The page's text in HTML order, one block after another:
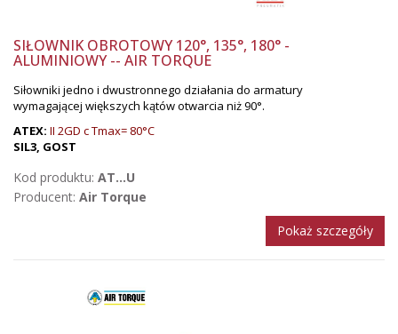
SIŁOWNIK OBROTOWY 120°, 135°, 180° -
ALUMINIOWY -- AIR TORQUE
Siłowniki jedno i dwustronnego działania do armatury
wymagającej większych kątów otwarcia niż 90°.
ATEX: II 2GD c Tmax= 80°C
SIL3, GOST
Kod produktu: AT...U
Producent: Air Torque
Pokaż szczegóły